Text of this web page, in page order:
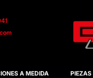
A MEDIDA PIEZAS